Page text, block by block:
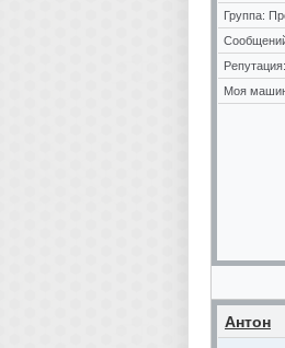
Группа:
Репутация:
Моя
Антон